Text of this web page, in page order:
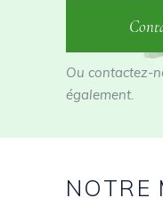
Ou contactez-
également.
NOTRE